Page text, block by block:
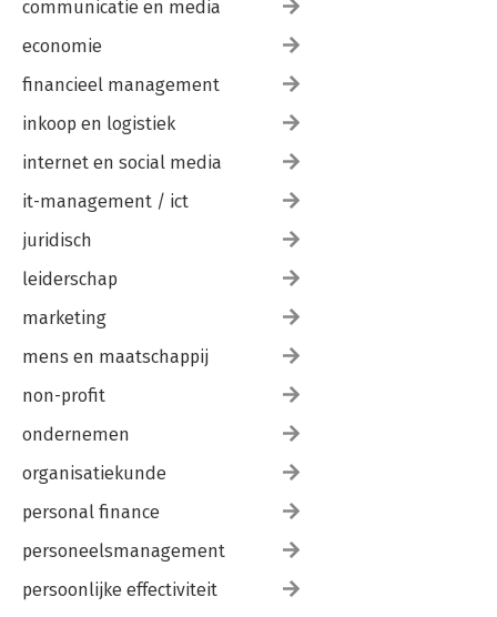
communicatie en media
economie
financieel management
inkoop en logistiek
internet en social media
it-management / ict
juridisch
leiderschap
marketing
mens en maatschappij
non-profit
ondernemen
organisatiekunde
personal finance
personeelsmanagement
persoonlijke effectiviteit